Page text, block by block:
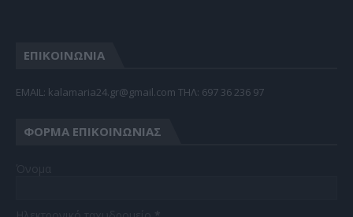
ΕΠΙΚΟΙΝΩΝΙΑ
EMAIL: kalamaria24.gr@gmail.com TΗΛ: 697 36 236 97
ΦΌΡΜΑ ΕΠΙΚΟΙΝΩΝΊΑΣ